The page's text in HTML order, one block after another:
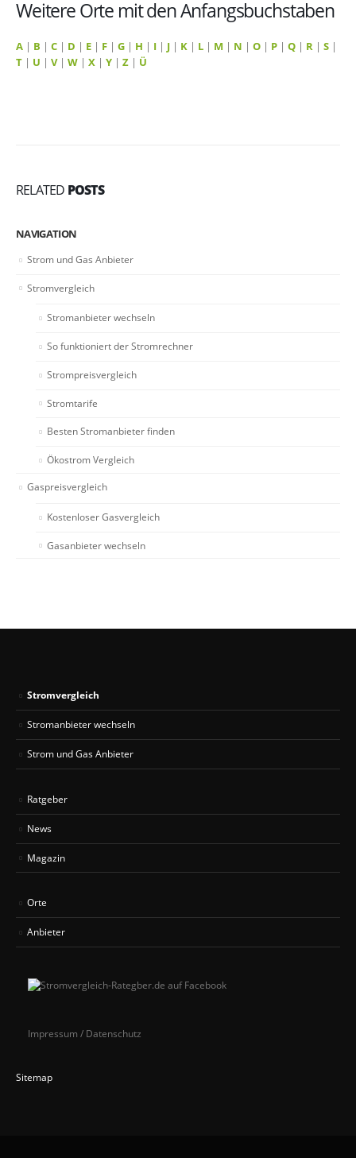
Weitere Orte mit den Anfangsbuchstaben
A | B | C | D | E | F | G | H | I | J | K | L | M | N | O | P | Q | R | S |
T | U | V| W | X | Y | Z | Ü
RELATED POSTS
NAVIGATION
Strom und Gas Anbieter
Stromvergleich
Stromanbieter wechseln
So funktioniert der Stromrechner
Strompreisvergleich
Stromtarife
Besten Stromanbieter finden
Ökostrom Vergleich
Gaspreisvergleich
Kostenloser Gasvergleich
Gasanbieter wechseln
Stromvergleich
Stromanbieter wechseln
Strom und Gas Anbieter
Ratgeber
News
Magazin
Orte
Anbieter
Impressum / Datenschutz
Sitemap